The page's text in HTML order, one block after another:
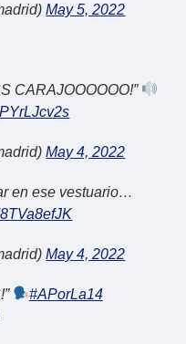
May 5, 2022
CARAJOOOOOO!”
May 4, 2022
en ese vestuario…
May 4, 2022
#APorLa14